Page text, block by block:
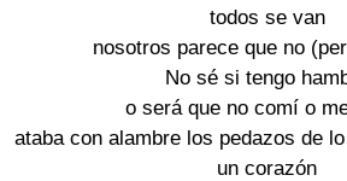
todos se van
nosotros parece que no
No sé si tengo
o será que no comí o
ataba con alambre los pedazos de
un corazón